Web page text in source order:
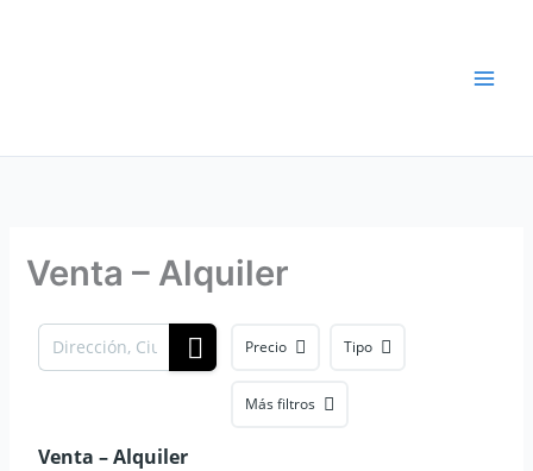
Venta – Alquiler
Precio Tipo
Más filtros
Venta – Alquiler